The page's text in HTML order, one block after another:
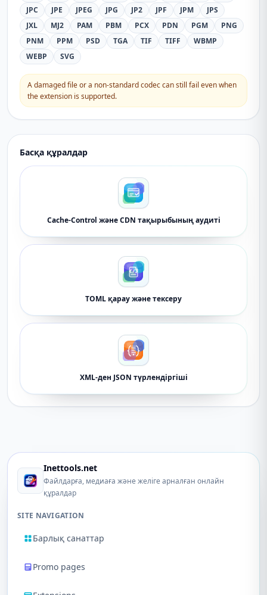
JPC
JPE JPEG JPG JP2 JPF JPM
JPS
JXL
MJ2 PAM PBM PCX PDN PGM
PNG
PNM
PPM PSD TGA TIF TIFF
WBMP
WEBP
SVG
A damaged file or a non-standard codec can still fail even when
the extension is supported.
Басқа құралдар
Cache-Control және CDN тақырыбының аудиті
TOML қарау және тексеру
XML-ден JSON түрлендіргіші
Inettools.net
Файлдарға, медиаға және желіге арналған онлайн
құралдар
SITE NAVIGATION
Барлық санаттар
Promo pages